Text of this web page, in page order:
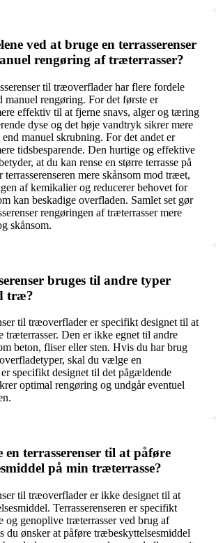
ved at bruge en terrasserenser
rengøring af træterrasser?
til træoverflader har flere fordele
manuel rengøring. For det første er
effektiv til at fjerne snavs, alger og tæring
dyse og det høje vandtryk sikrer mere
manuel skrubning. For det andet er
tidsbesparende. Den hurtige og effektive
at du kan rense en større terrasse på
mere skånsom mod træet,
af kemikalier og reducerer behovet for
kan beskadige overfladen. Samlet set gør
rengøringen af træterrasser mere
skånsom.
bruges til andre typer
træ?
til træoverflader er specifikt designet til at
træterrasser. Den er ikke egnet til andre
beton, fliser eller sten. Hvis du har brug
skal du vælge en
er specifikt designet til det pågældende
optimal rengøring og undgår eventuel
terrasserenser til at påføre
på min træterrasse?
til træoverflader er ikke designet til at
Terrasserenseren er specifikt
og genoplive træterrasser ved brug af
du ønsker at påføre træbeskyttelsesmiddel